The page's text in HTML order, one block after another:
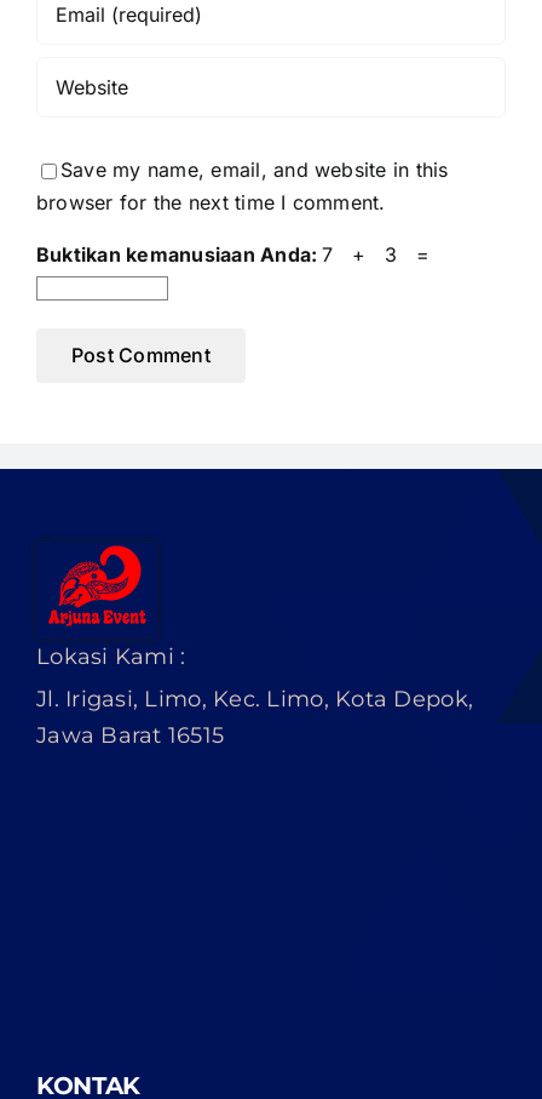
Save my name, email, and website in this
browser for the next time I comment.
Buktikan kemanusiaan Anda:7 + 3 =
Lokasi Kami :
Jl. Irigasi, Limo, Kec. Limo, Kota Depok,
Jawa Barat 16515
KONTAK